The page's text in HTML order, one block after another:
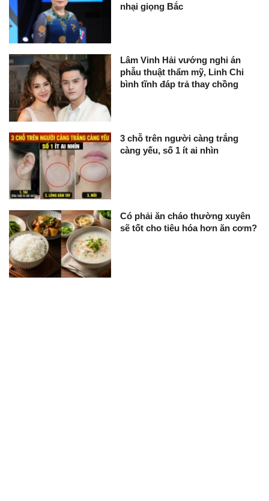
nhại giọng Bắc
Lâm Vinh Hải vướng nghi án
phẫu thuật thẩm mỹ, Linh Chi
bình tĩnh đáp trả thay chồng
3 chỗ trên người càng trắng
càng yếu, số 1 ít ai nhìn
Có phải ăn cháo thường xuyên
sẽ tốt cho tiêu hóa hơn ăn cơm?